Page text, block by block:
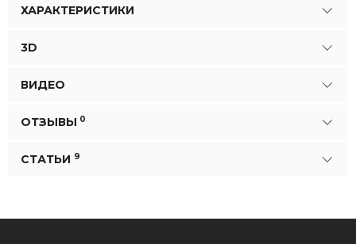
ХАРАКТЕРИСТИКИ
3D
ВИДЕО
ОТЗЫВЫ 0
СТАТЬИ 9